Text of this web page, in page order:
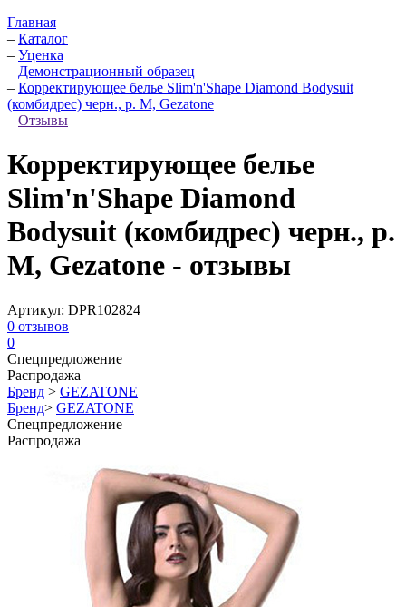
Главная
– Каталог
– Уценка
– Демонстрационный образец
– Корректирующее белье Slim'n'Shape Diamond Bodysuit
(комбидрес) черн., р. M, Gezatone
– Отзывы
Корректирующее белье
Slim'n'Shape Diamond
Bodysuit (комбидрес) черн., р.
M, Gezatone - отзывы
Артикул: DPR102824
0 отзывов
0
Спецпредложение
Распродажа
Бренд > GEZATONE
Бренд> GEZATONE
Спецпредложение
Распродажа